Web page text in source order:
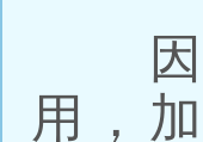
因为
用，